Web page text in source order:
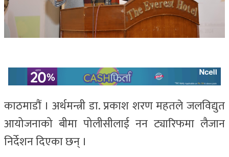
काठमाडौं । अर्थमन्त्री डा. प्रकाश शरण महतले जलविद्युत
आयोजनाको बीमा पोलीसीलाई नन ट्यारिफमा लैजान
निर्देशन दिएका छन् ।